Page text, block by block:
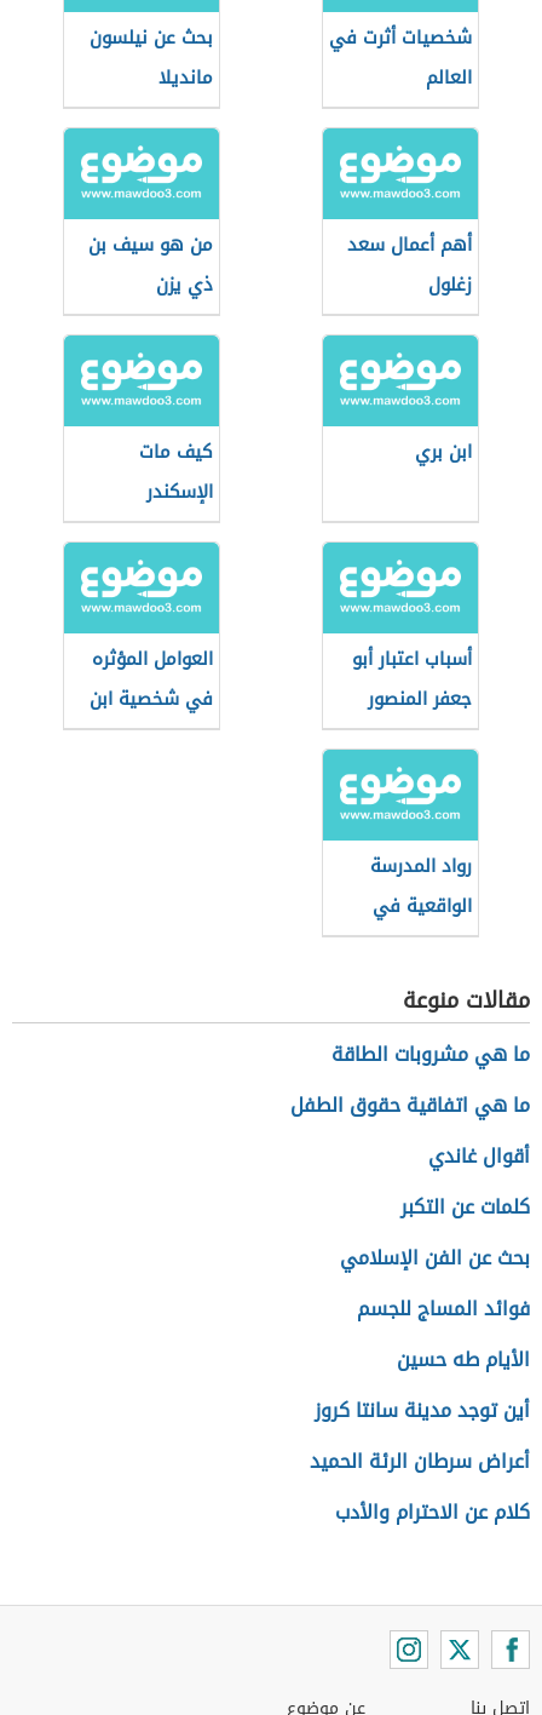
شخصيات أثرت في
العالم
بحث عن نيلسون
مانديلا
أهم أعمال سعد
زغلول
من هو سيف بن
ذي يزن
ابن بري
كيف مات
الإسكندر
المقدوني
أسباب اعتبار أبو
جعفر المنصور
المؤسس
الحقيقي للدولة
العباسية
العوامل المؤثره
في شخصية ابن
الرومي
رواد المدرسة
الواقعية في
العلاقات الدولية
مقالات منوعة
ما هي مشروبات الطاقة
ما هي اتفاقية حقوق الطفل
أقوال غاندي
كلمات عن التكبر
بحث عن الفن الإسلامي
فوائد المساج للجسم
الأيام طه حسين
أين توجد مدينة سانتا كروز
أعراض سرطان الرئة الحميد
كلام عن الاحترام والأدب